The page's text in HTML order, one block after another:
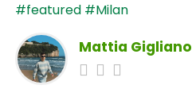
#featured #Milan
Mattia Gigliano